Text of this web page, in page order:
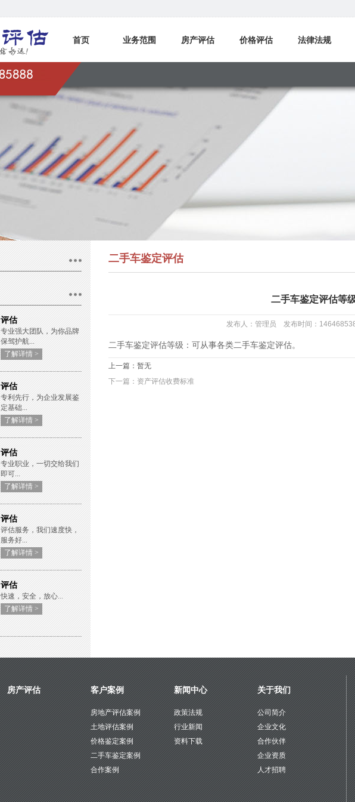
首页 业务范围 房产评估 价格评估 法律法规
联系我们
评估
专业强大团队，为你品牌
保驾护航...
了解详情 >
评估
专利先行，为企业发展鉴
定基础...
了解详情 >
评估
专业职业，一切交给我们
即可...
了解详情 >
评估
评估服务，我们速度快，
服务好...
了解详情 >
评估
快速，安全，放心...
了解详情 >
二手车鉴定评估
二手车鉴定评估等
发布人：管理员 发布时间：
二手车鉴定评估等级：可从事各类二手车鉴定评估。
上一篇：暂无
下一篇：资产评估收费标准
房产评估 客户案例
房地产评估案例
土地评估案例
价格鉴定案例
二手车鉴定案例
合作案例
新闻中心
政策法规
行业新闻
资料下载
关于我们
公司简介
企业文化
合作伙伴
企业资质
人才招聘